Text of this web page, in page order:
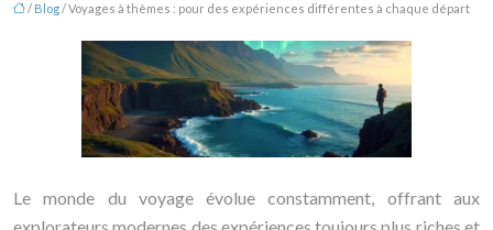
/ Blog/ Voyages à thèmes : pour des expériences différentes à chaque départ
Le monde du voyage évolue constamment, offrant aux